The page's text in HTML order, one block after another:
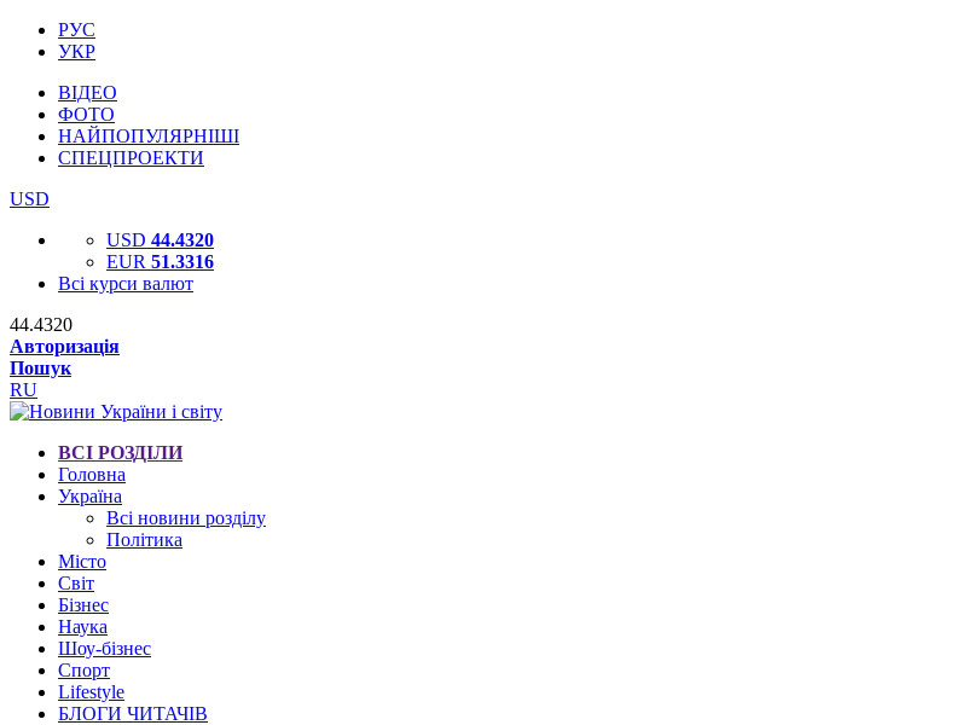
РУС
УКР
ВІДЕО
ФОТО
НАЙПОПУЛЯРНІШІ
СПЕЦПРОЕКТИ
USD
USD 44.4320
EUR 51.3316
Всі курси валют
44.4320
Авторизація
Пошук
RU
ВСІ РОЗДІЛИ
Головна
Україна
Всі новини розділу
Політика
Місто
Світ
Бізнес
Наука
Шоу-бізнес
Спорт
Lifestyle
БЛОГИ ЧИТАЧІВ